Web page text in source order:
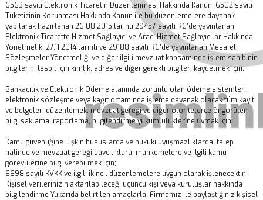
6563 sayılı Elektronik Ticaretin Düzenlenmesi Hakkında Kanun, 6502 sayılı
Tüketicinin Korunması Hakkında Kanun ile bu düzenlemelere dayanak
yapılarak hazırlanan 26.08.2015 tarihli 29457 sayılı RG’de yayınlanan
Elektronik Ticarette Hizmet Sağlayıcı ve Aracı Hizmet Sağlayıcılar Hakkında
Yönetmelik, 27.11.2014 tarihli ve 29188 sayılı RG’de yayınlanan Mesafeli
Sözleşmeler Yönetmeliği ve diğer ilgili mevzuat kapsamında işlem sahibinin
bilgilerini tespit için kimlik, adres ve diğer gerekli bilgileri kaydetmek için;
Bankacılık ve Elektronik Ödeme alanında zorunlu olan ödeme sistemleri,
elektronik sözleşme veya kağıt ortamında işleme dayanak olacak tüm kayıt
ve belgeleri düzenlemek; mevzuat gereği ve diğer otoritelerce öngörülen
bilgi saklama, raporlama, bilgilendirme yükümlülüklerine uymak için;
Kamu güvenliğine ilişkin hususlarda ve hukuki uyuşmazlıklarda, talep
halinde ve mevzuat gereği savcılıklara, mahkemelere ve ilgili kamu
görevlilerine bilgi verebilmek için;
6698 sayılı KVKK ve ilgili ikincil düzenlemelere uygun olarak işlenecektir.
Kişisel verilerinizin aktarılabileceği üçüncü kişi veya kuruluşlar hakkında
bilgilendirme Yukarıda belirtilen amaçlarla, Firmamız ile paylaştığınız kişisel